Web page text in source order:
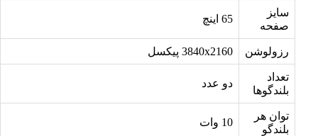
سایز
صفحه
65 اینچ
رزولوشن 3840x2160 پیکسل
تعداد
بلندگوها
دو عدد
توان هر
بلندگو
10 وات